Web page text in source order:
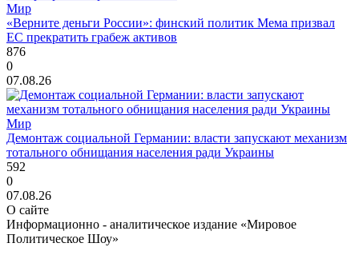
Мир
«Верните деньги России»: финский политик Мема призвал
ЕС прекратить грабеж активов
876
0
07.08.26
Мир
Демонтаж социальной Германии: власти запускают механизм
тотального обнищания населения ради Украины
592
0
07.08.26
О сайте
Информационно - аналитическое издание «Мировое
Политическое Шоу»